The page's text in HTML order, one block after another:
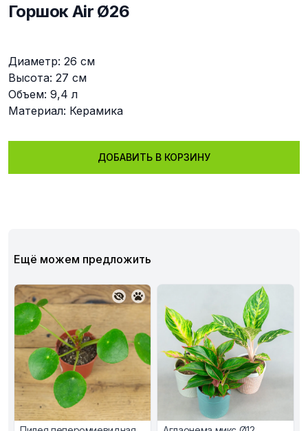
Горшок Air Ø26
Диаметр: 26 см
Высота: 27 см
Объем: 9,4 л
Материал: Керамика
ДОБАВИТЬ В КОРЗИНУ
Ещё можем предложить